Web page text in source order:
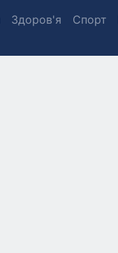
Здоров'я Спорт